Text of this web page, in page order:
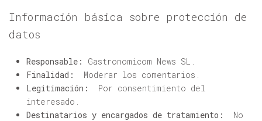
Información básica sobre protección de
datos
Responsable:
Gastronomicom News SL.
Finalidad:
Moderar los comentarios.
Legitimación:
Por consentimiento del
interesado.
Destinatarios y encargados de tratamiento:
No